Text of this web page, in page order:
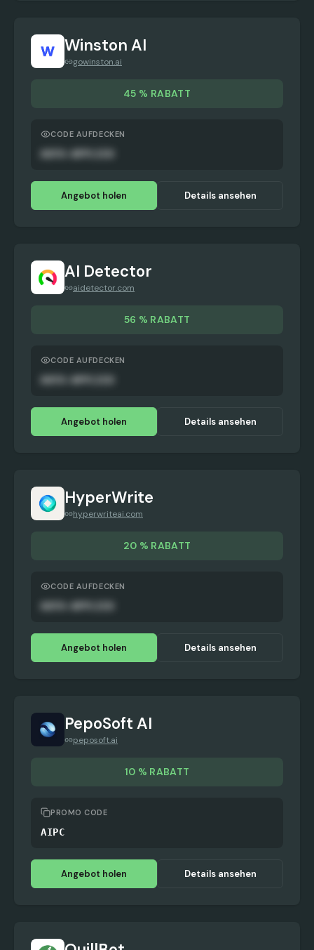
Winston AI
gowinston.ai
45 % RABATT
CODE AUFDECKEN
Angebot holen Details ansehen
AI Detector
aidetector.com
56 % RABATT
CODE AUFDECKEN
Angebot holen Details ansehen
HyperWrite
hyperwriteai.com
20 % RABATT
CODE AUFDECKEN
Angebot holen Details ansehen
PepoSoft AI
peposoft.ai
10 % RABATT
PROMO CODE
AIPC
Angebot holen Details ansehen